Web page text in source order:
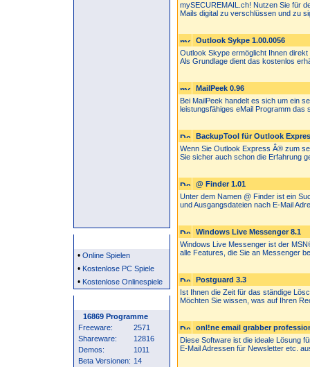
• Online Spielen
• Kostenlose PC Spiele
• Kostenlose Onlinespiele
16869 Programme
Freeware:
2571
Shareware:
12816
Demos:
1011
Beta Versionen: 14
mySECUREMAIL.ch! Nutzen Sie für
Mails digital zu verschlüssen und zu
Outlook Sykpe 1.00.0056
Outlook Skype ermöglicht Ihnen
Als Grundlage dient das kostenlos
MailPeek 0.96
Bei MailPeek handelt es sich um ein
leistungsfähiges eMail Programm das
BackupTool für Outlook
Wenn Sie Outlook Express Â® zum
Sie sicher auch schon die Erfahrung
@ Finder 1.01
Unter dem Namen @ Finder ist ein
und Ausgangsdateien nach E-Mail
Windows Live Messenger 8.1
Windows Live Messenger ist der
alle Features, die Sie an Messenger
Postguard 3.3
Ist Ihnen die Zeit für das ständige
Möchten Sie wissen, was auf Ihren
onl!ne email grabber
Diese Software ist die ideale Lösung
E-Mail Adressen für Newsletter etc.